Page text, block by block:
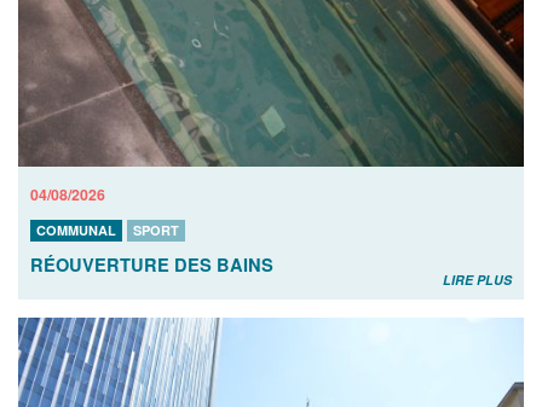
04/08/2026
COMMUNAL SPORT
RÉOUVERTURE DES BAINS
LIRE PLUS